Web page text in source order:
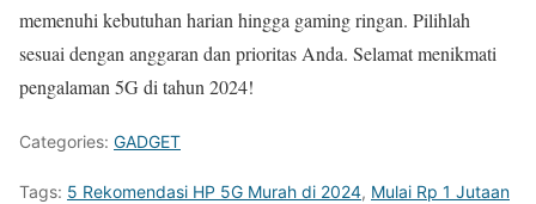
memenuhi kebutuhan harian hingga gaming ringan. Pilihlah
sesuai dengan anggaran dan prioritas Anda. Selamat menikmati
pengalaman 5G di tahun 2024!
Categories: GADGET
Tags: 5 Rekomendasi HP 5G Murah di 2024, Mulai Rp 1 Jutaan